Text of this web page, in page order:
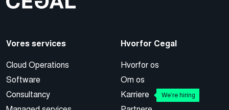
Vores services
Cloud Operations
Software
Consultancy
Hvorfor Cegal
Hvorfor os
Om os
Karriere
We’re hiring